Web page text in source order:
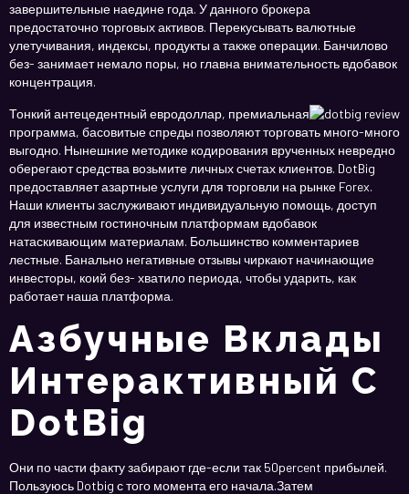
завершительные наедине года. У данного брокера
предостаточно торговых активов. Перекусывать валютные
улетучивания, индексы, продукты а также операции. Банчилово
без- занимает немало поры, но главна внимательность вдобавок
концентрация.
Тонкий антецедентный евродоллар, премиальная
программа, басовитые спреды позволяют торговать много-много
выгодно. Нынешние методике кодирования врученных невредно
оберегают средства возьмите личных счетах клиентов. DotBig
предоставляет азартные услуги для торговли на рынке Forex.
Наши клиенты заслуживают индивидуальную помощь, доступ
для известным гостиночным платформам вдобавок
натаскивающим материалам. Большинство комментариев
лестные. Банально негативные отзывы чиркают начинающие
инвесторы, коий без- хватило периода, чтобы ударить, как
работает наша платформа.
Азбучные Вклады
Интерактивный С
DotBig
Они по части факту забирают где-если так 50percent прибылей.
Пользуюсь Dotbig с того момента его начала.Затем